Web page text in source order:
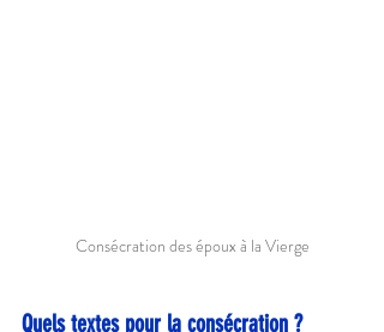
Consécration des époux à la Vierge
Quels textes pour la consécration ?